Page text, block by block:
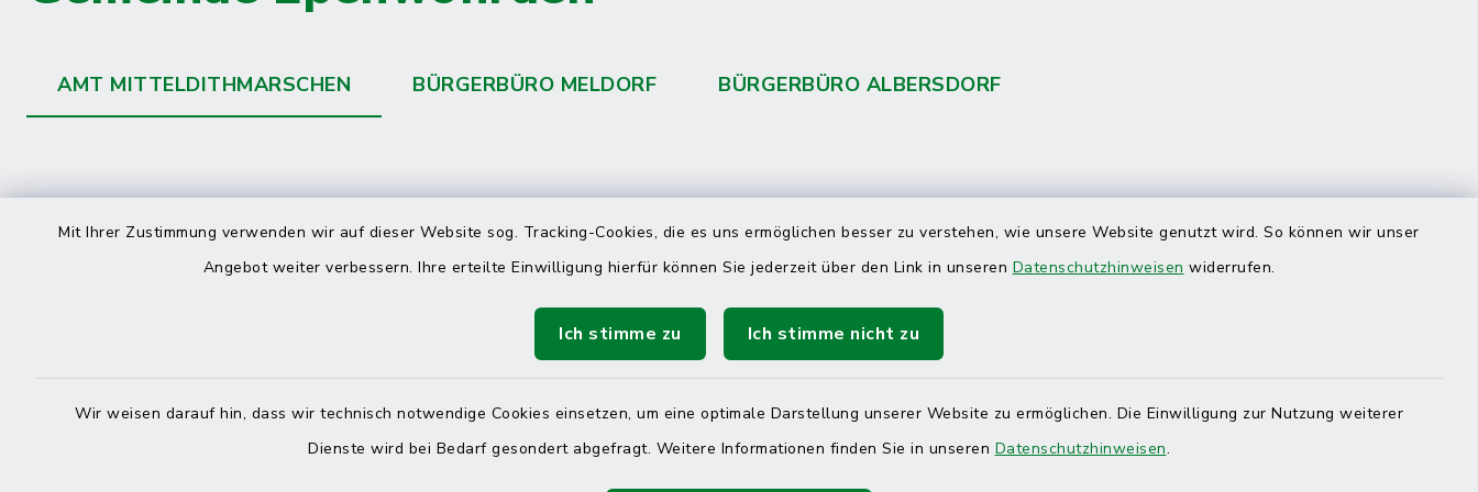
Mit Ihrer Zustimmung verwenden wir auf dieser Website sog. Tracking-Cookies, die es uns ermöglichen besser zu verstehen, wie unsere Website genutzt wird. So können wir unser
Angebot weiter verbessern. Ihre erteilte Einwilligung hierfür können Sie jederzeit über den Link in unseren Datenschutzhinweisen widerrufen.
Ich stimme zu Ich stimme nicht zu
Wir weisen darauf hin, dass wir technisch notwendige Cookies einsetzen, um eine optimale Darstellung unserer Website zu ermöglichen. Die Einwilligung zur Nutzung weiterer
Dienste wird bei Bedarf gesondert abgefragt. Weitere Informationen finden Sie in unseren Datenschutzhinweisen.
AMT MITTELDITHMARSCHEN BÜRGERBÜRO MELDORF BÜRGERBÜRO ALBERSDORF
Kontakt
04832 6065-215
direkte telefonische Erreichbarkeit per
Durchwahl
Montag - Donnerstag
08:00 Uhr – 12:00 Uhr
14:00 Uhr – 16:00 Uhr
Freitag
08:00 Uhr – 12:00 Uhr